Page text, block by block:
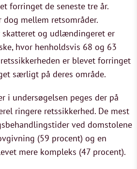
forringet de seneste tre år.
dog mellem retsområder.
og udlændingeret er
hvor henholdsvis 68 og 63
er blevet forringet
særligt på deres område.
i undersøgelsen peges der på
ringere retssikkerhed. De mest
ved domstolene
(59 procent) og en
mere kompleks (47 procent).